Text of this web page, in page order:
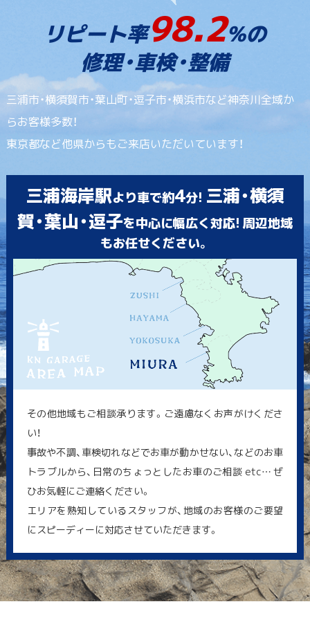
リピート率98.2%の
修理・車検・整備
三浦市・横須賀市・葉山町・逗子市・横浜市など神奈川全域か
らお客様多数！
東京都など他県からもご来店いただいています！
三浦海岸駅より車で約4分! 三浦・横須
賀・葉山・逗子を中心に幅広く対応! 周辺地域
もお任せください。
その他地域もご相談承ります。ご遠慮なくお声がけくださ
い！
事故や不調、車検切れなどでお車が動かせない、などのお車
トラブルから、日常のちょっとしたお車のご相談 etc… ぜ
ひお気軽にご連絡ください。
エリアを熟知しているスタッフが、地域のお客様のご要望
にスピーディーに対応させていただきます。